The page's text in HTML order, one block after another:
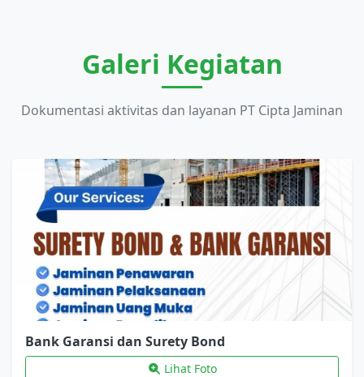
Galeri Kegiatan
Dokumentasi aktivitas dan layanan PT Cipta Jaminan
Bank Garansi dan Surety Bond
Lihat Foto